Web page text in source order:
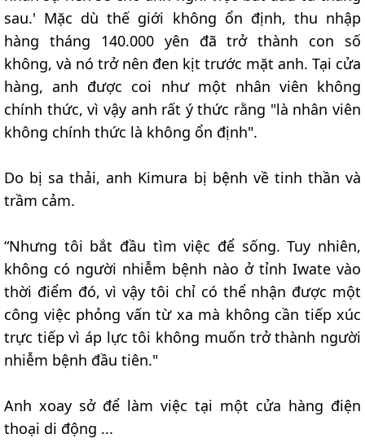
sau.' Mặc dù thế giới không ổn định, thu nhập
hàng tháng 140.000 yên đã trở thành con số
không, và nó trở nên đen kịt trước mặt anh. Tại cửa
hàng, anh được coi như một nhân viên không
chính thức, vì vậy anh rất ý thức rằng "là nhân viên
không chính thức là không ổn định".
Do bị sa thải, anh Kimura bị bệnh về tinh thần và
trầm cảm.
“Nhưng tôi bắt đầu tìm việc để sống. Tuy nhiên,
không có người nhiễm bệnh nào ở tỉnh Iwate vào
thời điểm đó, vì vậy tôi chỉ có thể nhận được một
công việc phỏng vấn từ xa mà không cần tiếp xúc
trực tiếp vì áp lực tôi không muốn trở thành người
nhiễm bệnh đầu tiên."
Anh xoay sở để làm việc tại một cửa hàng điện
thoại di động ...